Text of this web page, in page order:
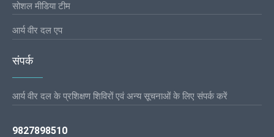
सोशल मीडिया टीम
आर्य वीर दल एप
संपर्क
आर्य वीर दल के प्रशिक्षण शिविरों एवं अन्य सूचनाओं के लिए संपर्क करें
9827898510